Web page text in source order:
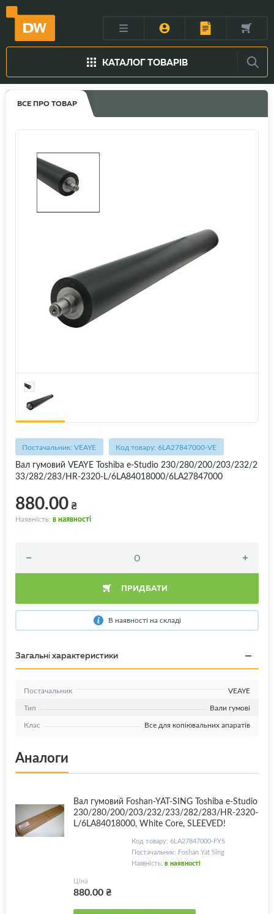
КАТАЛОГ ТОВАРІВ
ВСЕ ПРО ТОВАР
Постачальник: VEAYE Код товару: 6LA27847000-VE
Вал гумовий VEAYE Toshiba e-Studio 230/280/200/203/232/2
33/282/283/HR-2320-L/6LA84018000/6LA27847000
880.00₴
Наявність: в наявності
ПРИДБАТИ
В наявності на складі
Загальні характеристики
Постачальник
VEAYE
Тип
Вали гумові
Клас
Все для копіювальних апаратів
Аналоги
Вал гумовий Foshan-YAT-SING Toshiba e-Studio
230/280/200/203/232/233/282/283/HR-2320-
L/6LA84018000, White Core, SLEEVED!
Код товару: 6LA27847000-FYS
Постачальник: Foshan Yat Sing
Наявність: в наявності
Ціна
880.00₴